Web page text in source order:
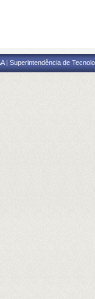
| Superintendência de